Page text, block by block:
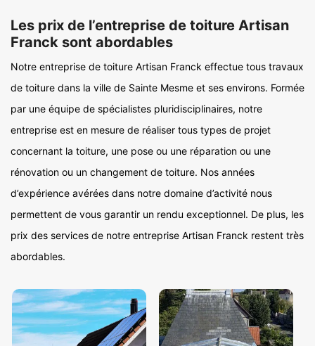
Les prix de l’entreprise de toiture Artisan
Franck sont abordables
Notre entreprise de toiture Artisan Franck effectue tous travaux
de toiture dans la ville de Sainte Mesme et ses environs. Formée
par une équipe de spécialistes pluridisciplinaires, notre
entreprise est en mesure de réaliser tous types de projet
concernant la toiture, une pose ou une réparation ou une
rénovation ou un changement de toiture. Nos années
d’expérience avérées dans notre domaine d’activité nous
permettent de vous garantir un rendu exceptionnel. De plus, les
prix des services de notre entreprise Artisan Franck restent très
abordables.